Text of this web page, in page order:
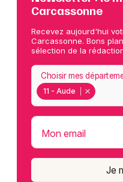
Carcassonne
Recevez aujourd'hui
Carcassonne. Bons
sélection de la
11 - Aude
Choisir mes
Mon email
Je